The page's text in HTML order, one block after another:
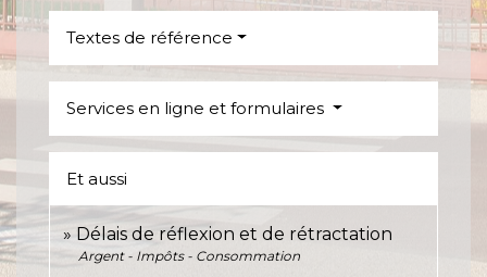
Textes de référence
Services en ligne et formulaires
Et aussi
Délais de réflexion et de rétractation
Argent - Impôts - Consommation